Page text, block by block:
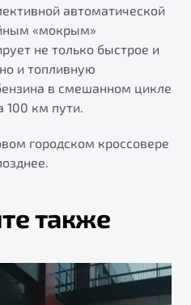
автоматической
«мокрым»
не только быстрое и
и топливную
в смешанном цикле
100 км пути.
городском кроссовере
также